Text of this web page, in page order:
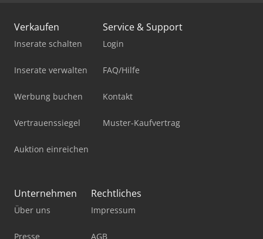
Verkaufen
Inserate schalten
Inserate verwalten
Werbung buchen
Vertrauenssiegel
Auktion einreichen
Service & Support
Login
FAQ/Hilfe
Kontakt
Muster-Kaufvertrag
Unternehmen
Über uns
Presse
Rechtliches
Impressum
AGB